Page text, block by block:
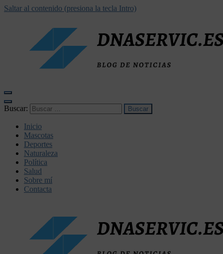
Saltar al contenido (presiona la tecla Intro)
Buscar:
Inicio
Mascotas
Deportes
Naturaleza
Política
Salud
Sobre mí
Contacta